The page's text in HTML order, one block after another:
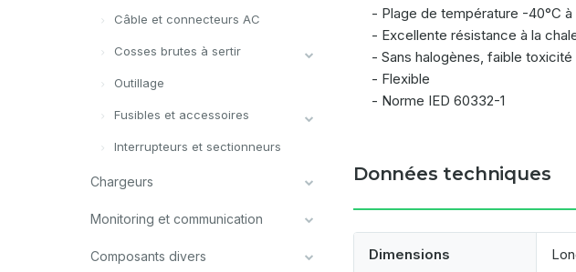
Câble et connecteurs AC
Cosses brutes à sertir
Outillage
Fusibles et accessoires
Interrupteurs et sectionneurs
Chargeurs
Monitoring et communication
Composants divers
- Plage de température -40°C à
- Excellente résistance à la
- Sans halogènes, faible toxicité
- Flexible
- Norme IED 60332-1
Données techniques
Dimensions